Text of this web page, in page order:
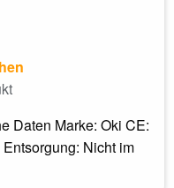
Daten Marke: Oki CE:
Nicht im